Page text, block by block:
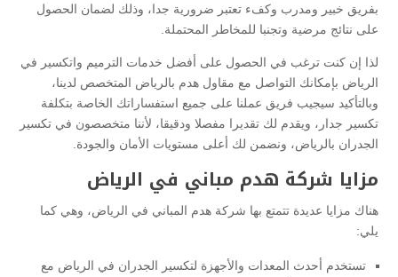
بفريق خبير ومدرب وكفء تعتبر ضرورية جدا، وذلك لضمان الحصول
على نتائج مرضية وتجنبا للمخاطر المحتملة.
لذا إن كنت ترغب في الحصول على أفضل خدمات الترميم واتكسير في
الرياض بإمكانك التواصل مع مقاول هدم بالرياض المتخصص لدينا،
وبالتأكيد سيجيب فريق عملنا على جميع استفساراتك الخاصة بتكلفة
تكسير جدار، ويقدم لك تقديرا مفصلا ودقيقا، لأننا متخصصون في تكسير
الجدران بالرياض، ونضمن لك أعلى مستويات الأمان والجودة.
مزايا شركة هدم مباني في الرياض
هناك مزايا عديدة تتمتع بها شركة هدم المباني في الرياض، وهي كما
يلي:
تستخدم أحدث المعدات والأجهزة لتكسير الجدران في الرياض مع